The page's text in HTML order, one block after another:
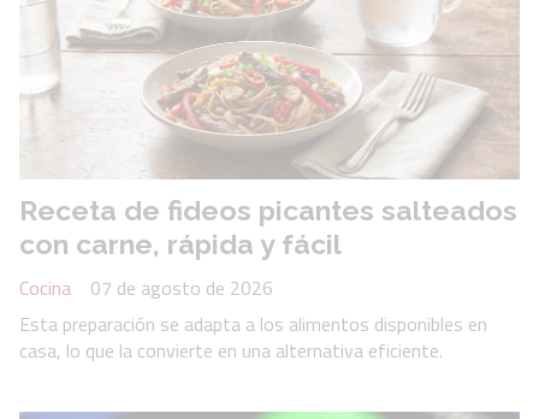
Receta de fideos picantes salteados
con carne, rápida y fácil
Cocina
07 de agosto de 2026
Esta preparación se adapta a los alimentos disponibles en
casa, lo que la convierte en una alternativa eficiente.